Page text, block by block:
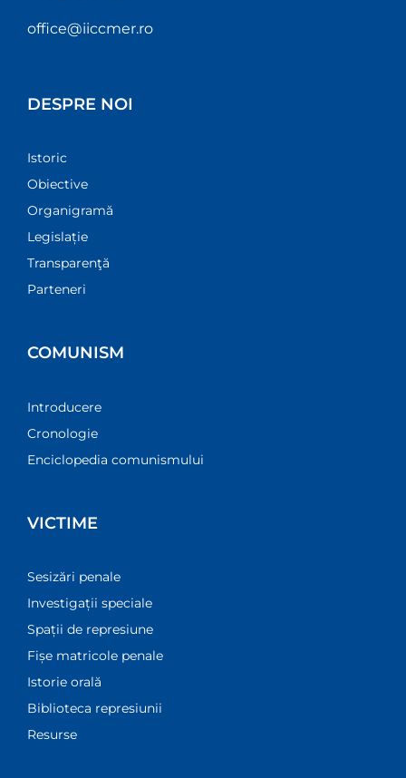
office@iiccmer.ro
DESPRE NOI
Istoric
Obiective
Organigramă
Legislație
Transparenţă
Parteneri
COMUNISM
Introducere
Cronologie
Enciclopedia comunismului
VICTIME
Sesizări penale
Investigații speciale
Spații de represiune
Fișe matricole penale
Istorie orală
Biblioteca represiunii
Resurse